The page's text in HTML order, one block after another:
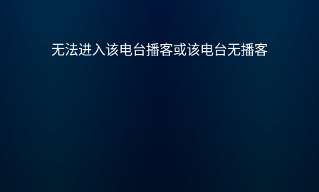
无法进入该电台播客或该电台无播客